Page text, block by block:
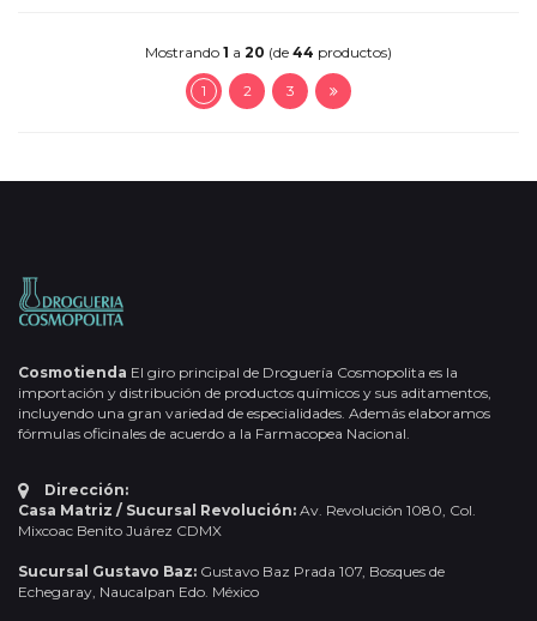
Mostrando 1 a 20 (de 44 productos)
1 2 3
Cosmotienda El giro principal de Droguería Cosmopolita es la
importación y distribución de productos químicos y sus aditamentos,
incluyendo una gran variedad de especialidades. Además elaboramos
fórmulas oficinales de acuerdo a la Farmacopea Nacional.
Dirección:
Casa Matriz / Sucursal Revolución: Av. Revolución 1080, Col.
Mixcoac Benito Juárez CDMX
Sucursal Gustavo Baz: Gustavo Baz Prada 107, Bosques de
Echegaray, Naucalpan Edo. México